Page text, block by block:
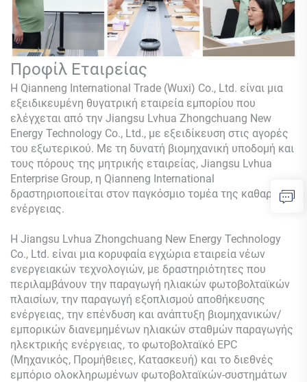
Προφίλ Εταιρείας
Η Qianneng International Trade (Wuxi) Co., Ltd. είναι μια
εξειδικευμένη θυγατρική εταιρεία εμπορίου που
ελέγχεται από την Jiangsu Lvhua Zhongchuang New
Energy Technology Co., Ltd., με εξειδίκευση στις αγορές
του εξωτερικού. Με τη δυνατή βιομηχανική υποδομή και
τους πόρους της μητρικής εταιρείας, Jiangsu Lvhua
Enterprise Group, η Qianneng International
δραστηριοποιείται στον παγκόσμιο τομέα της καθαρής
ενέργειας.
Η Jiangsu Lvhua Zhongchuang New Energy Technology
Co., Ltd. είναι μια κορυφαία εγχώρια εταιρεία νέων
ενεργειακών τεχνολογιών, με δραστηριότητες που
περιλαμβάνουν την παραγωγή ηλιακών φωτοβολταϊκών
πλαισίων, την παραγωγή εξοπλισμού αποθήκευσης
ενέργειας, την επένδυση και ανάπτυξη βιομηχανικών/
εμπορικών διανεμημένων ηλιακών σταθμών παραγωγής
ηλεκτρικής ενέργειας, το φωτοβολταϊκό EPC
(Μηχανικός, Προμήθειες, Κατασκευή) και το διεθνές
εμπόριο ολοκληρωμένων φωτοβολταϊκών-συστημάτων